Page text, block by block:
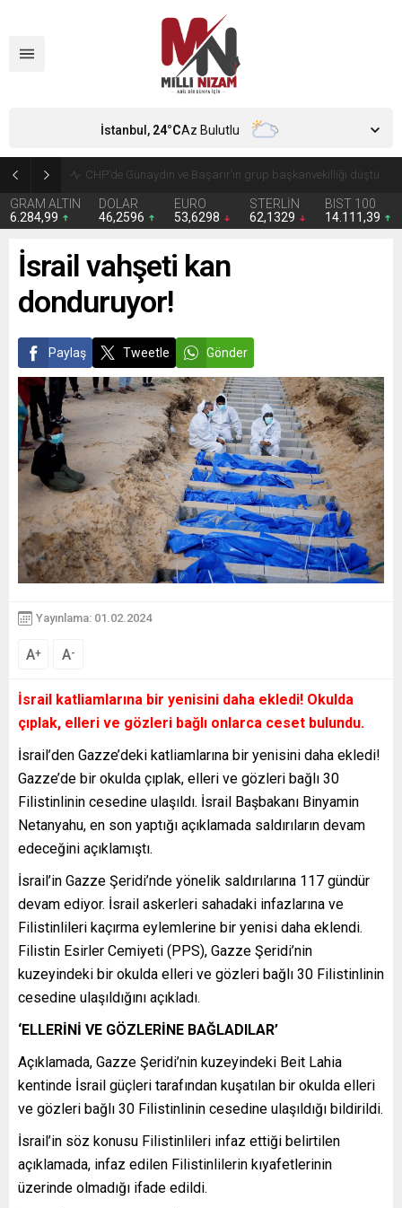
CHP’de Günaydın ve Başarır’ın grup başkanvekilliği düştü
GRAM ALTIN
6.284,99
DOLAR
46,2596
EURO
53,6298
STERLİN
62,1329
BIST 100
14.111,39
İstanbul, 24°CAz Bulutlu
İsrail vahşeti kan
donduruyor!
Paylaş Tweetle Gönder
Yayınlama: 01.02.2024
A+ A-
İsrail katliamlarına bir yenisini daha ekledi! Okulda
çıplak, elleri ve gözleri bağlı onlarca ceset bulundu.
İsrail’den Gazze’deki katliamlarına bir yenisini daha ekledi!
Gazze’de bir okulda çıplak, elleri ve gözleri bağlı 30
Filistinlinin cesedine ulaşıldı. İsrail Başbakanı Binyamin
Netanyahu, en son yaptığı açıklamada saldırıların devam
edeceğini açıklamıştı.
İsrail’in Gazze Şeridi’nde yönelik saldırılarına 117 gündür
devam ediyor. İsrail askerleri sahadaki infazlarına ve
Filistinlileri kaçırma eylemlerine bir yenisi daha eklendi.
Filistin Esirler Cemiyeti (PPS), Gazze Şeridi’nin
kuzeyindeki bir okulda elleri ve gözleri bağlı 30 Filistinlinin
cesedine ulaşıldığını açıkladı.
‘ELLERİNİ VE GÖZLERİNE BAĞLADILAR’
Açıklamada, Gazze Şeridi’nin kuzeyindeki Beit Lahia
kentinde İsrail güçleri tarafından kuşatılan bir okulda elleri
ve gözleri bağlı 30 Filistinlinin cesedine ulaşıldığı bildirildi.
İsrail’in söz konusu Filistinlileri infaz ettiği belirtilen
açıklamada, infaz edilen Filistinlilerin kıyafetlerinin
üzerinde olmadığı ifade edildi.